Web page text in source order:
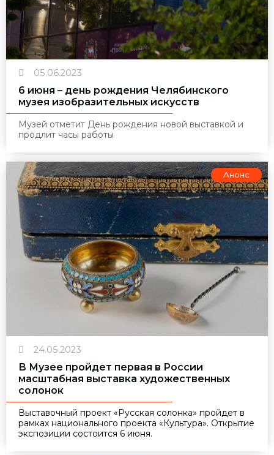
05.06.2023
6 июня – день рождения Челябинского
музея изобразительных искусств
Музей отметит День рождения новой выставкой и
продлит часы работы
Анонс
24.05.2023
В Музее пройдет первая в России
масштабная выставка художественных
солонок
Выставочный проект «Русская солонка» пройдет в
рамках национального проекта «Культура». Открытие
экспозиции состоится 6 июня.